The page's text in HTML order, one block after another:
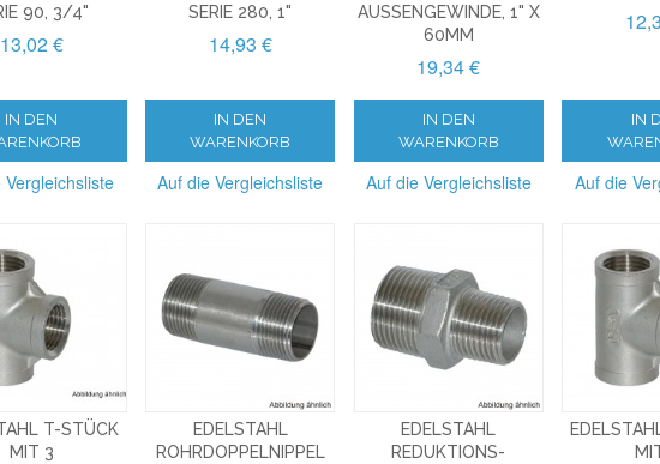
90, 3/4"
13,02 €
IN DEN
Vergleichsliste
ERIE 280, 1"
14,93 €
IN DEN
WARENKORB
Auf die Vergleichsliste
AUSSENGEWINDE, 1" X 6
0MM
19,34 €
IN DEN
WARENKORB
Auf die Vergleichsliste
IN
Auf die
T-STÜCK
MIT 3
EDELSTAHL
ROHRDOPPELNIPPEL
EDELSTAHL
REDUKTIONS-